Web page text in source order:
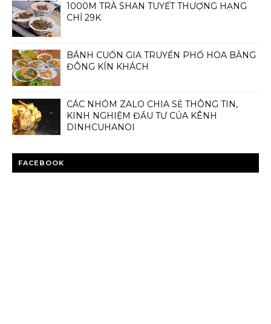
1000M TRÀ SHAN TUYẾT THƯỢNG HẠNG
CHỈ 29K
BÁNH CUỐN GIA TRUYỀN PHỐ HOA BẰNG
ĐÔNG KÍN KHÁCH
CÁC NHÓM ZALO CHIA SẺ THÔNG TIN,
KINH NGHIỆM ĐẦU TƯ CỦA KÊNH
DINHCUHANOI
FACEBOOK